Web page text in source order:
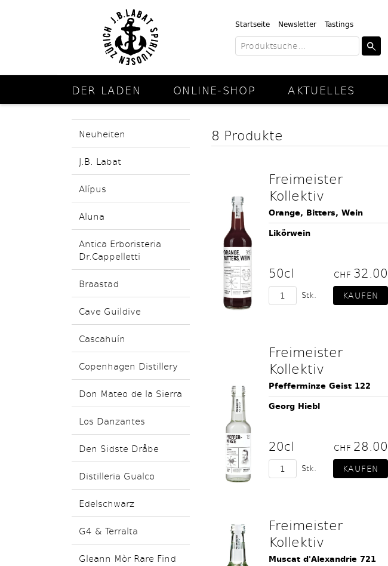
Startseite Newsletter Tastings
DER LADEN ONLINE-SHOP AKTUELLES
Neuheiten
J.B. Labat
Alípus
Aluna
Antica Erboristeria
Dr.Cappelletti
Braastad
Cave Guildive
Cascahuín
Copenhagen Distillery
Don Mateo de la Sierra
Los Danzantes
Den Sidste Dråbe
Distilleria Gualco
Edelschwarz
G4 & Terralta
Gleann Mòr Rare Find
8 Produkte
Freimeister
Kollektiv
Orange, Bitters, Wein
Likörwein
50cl CHF 32.00
Stk.
Freimeister
Kollektiv
Pfefferminze Geist 122
Georg Hiebl
20cl CHF 28.00
Stk.
Freimeister
Kollektiv
Muscat d'Alexandrie 721